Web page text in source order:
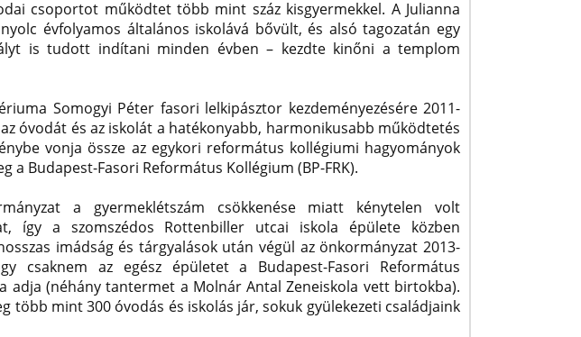
csoportot működtet több mint száz kisgyermekkel. A Julianna
évfolyamos általános iskolává bővült, és alsó tagozatán egy
is tudott indítani minden évben – kezdte kinőni a templom
Somogyi Péter fasori lelkipásztor kezdeményezésére 2011-
óvodát és az iskolát a hatékonyabb, harmonikusabb működtetés
vonja össze az egykori református kollégiumi hagyományok
a Budapest-Fasori Református Kollégium (BP-FRK).
a gyermeklétszám csökkenése miatt kénytelen volt
így a szomszédos Rottenbiller utcai iskola épülete közben
imádság és tárgyalások után végül az önkormányzat 2013-
csaknem az egész épületet a Budapest-Fasori Református
adja (néhány tantermet a Molnár Antal Zeneiskola vett birtokba).
több mint 300 óvodás és iskolás jár, sokuk gyülekezeti családjaink